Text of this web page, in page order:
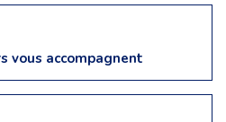
vous accompagnent